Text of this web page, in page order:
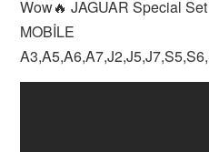
Wow🔥 JAGUAR Special
MOBİLE